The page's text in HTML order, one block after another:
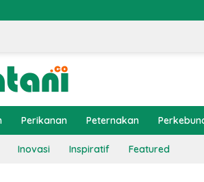
Perikanan Peternakan
Inovasi Inspiratif Featured